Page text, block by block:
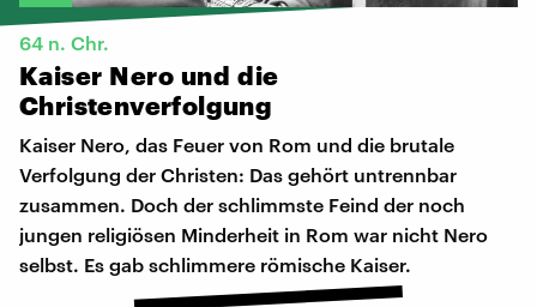
64 n. Chr.
Kaiser Nero und die
Christenverfolgung
Kaiser Nero, das Feuer von Rom und die brutale
Verfolgung der Christen: Das gehört untrennbar
zusammen. Doch der schlimmste Feind der noch
jungen religiösen Minderheit in Rom war nicht Nero
selbst. Es gab schlimmere römische Kaiser.